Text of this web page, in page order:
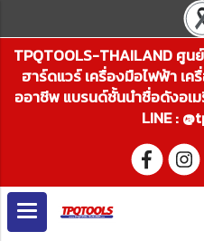
TPQTOOLS-THAILAND ศู
ฮาร์ดแวร์ เครื่องมือไฟฟ้า เ
ออาชีพ แบรนด์ชั้นนำชื่อดังอเ
LINE :